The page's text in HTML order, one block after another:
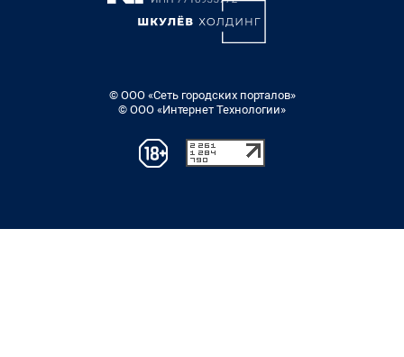
© ООО «Сеть городских порталов»
© ООО «Интернет Технологии»